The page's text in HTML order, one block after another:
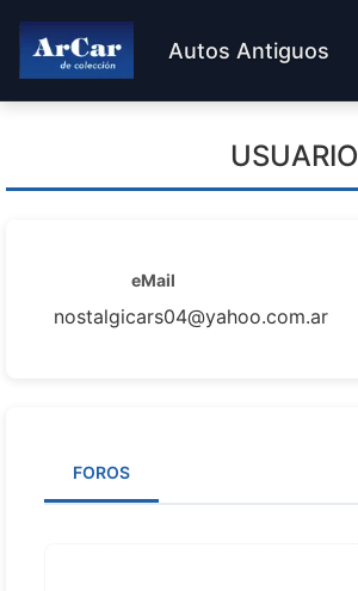
Autos Antiguos
USUARIO
eMail
nostalgicars04@yahoo.com.ar
FOROS